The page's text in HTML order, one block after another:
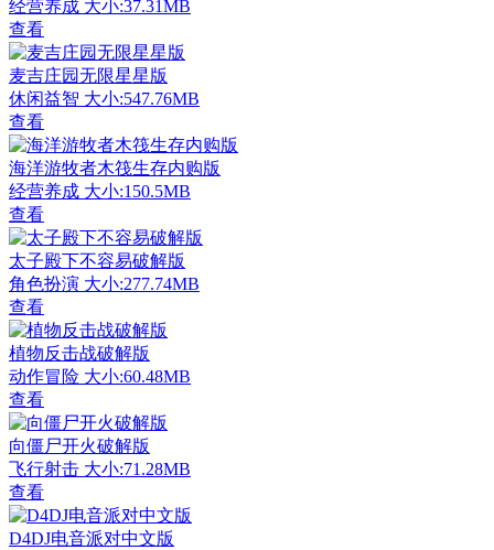
经营养成 大小:37.31MB
查看
麦吉庄园无限星星版
休闲益智 大小:547.76MB
查看
海洋游牧者木筏生存内购版
经营养成 大小:150.5MB
查看
太子殿下不容易破解版
角色扮演 大小:277.74MB
查看
植物反击战破解版
动作冒险 大小:60.48MB
查看
向僵尸开火破解版
飞行射击 大小:71.28MB
查看
D4DJ电音派对中文版